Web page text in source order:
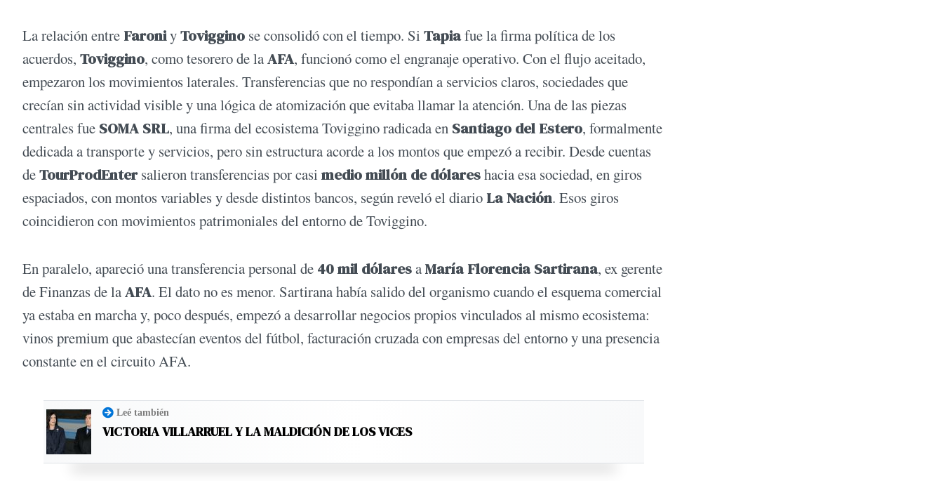
La relación entre FaroniyToviggino se consolidó con el tiempo. Si Tapiafue la firma política de los
acuerdos, Toviggino, como tesorero de laAFA, funcionó como el engranaje operativo. Con el flujo aceitado,
empezaron los movimientos laterales. Transferencias que no respondían a servicios claros, sociedades que
crecían sin actividad visible y una lógica de atomización que evitaba llamar la atención. Una de las piezas
centrales fue SOMA SRL, una firma del ecosistema Toviggino radicada en Santiago del Estero, formalmente
dedicada a transporte y servicios, pero sin estructura acorde a los montos que empezó a recibir. Desde cuentas
deTourProdEntersalieron transferencias por casi medio millón de dólareshacia esa sociedad, en giros
espaciados, con montos variables y desde distintos bancos, según reveló el diario La Nación. Esos giros
coincidieron con movimientos patrimoniales del entorno de Toviggino.
En paralelo, apareció una transferencia personal de 40 mil dólaresaMaría Florencia Sartirana, ex gerente
de Finanzas de laAFA. El dato no es menor. Sartirana había salido del organismo cuando el esquema comercial
ya estaba en marcha y, poco después, empezó a desarrollar negocios propios vinculados al mismo ecosistema:
vinos premium que abastecían eventos del fútbol, facturación cruzada con empresas del entorno y una presencia
constante en el circuito AFA.
Leé también
VICTORIA VILLARRUEL Y LA MALDICIÓN DE LOS VICES